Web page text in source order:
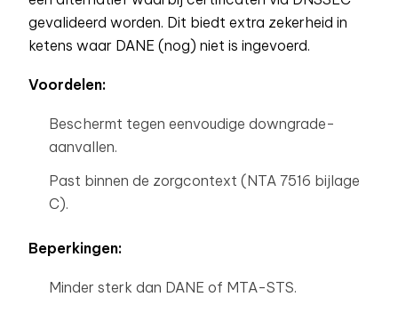
gevalideerd worden. Dit biedt extra zekerheid in
ketens waar DANE (nog) niet is ingevoerd.
Voordelen:
Beschermt tegen eenvoudige downgrade-
aanvallen.
Past binnen de zorgcontext (NTA 7516 bijlage
C).
Beperkingen:
Minder sterk dan DANE of MTA-STS.